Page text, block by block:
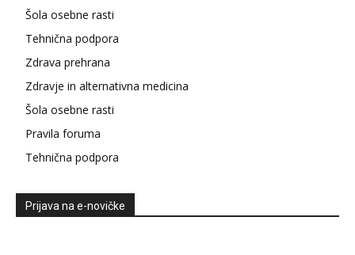
Šola osebne rasti
Tehnična podpora
Zdrava prehrana
Zdravje in alternativna medicina
Šola osebne rasti
Pravila foruma
Tehnična podpora
Prijava na e-novičke